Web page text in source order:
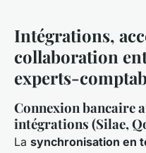
Intégrations,
collaboration
experts-
Connexion bancaire
intégrations (Silae,
La synchronisation en